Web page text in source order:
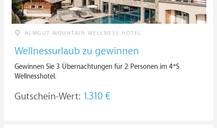
ALMGUT MOUNTAIN WELLNESS HOTEL
Wellnessurlaub zu gewinnen
Gewinnen Sie 3 Übernachtungen für 2 Personen im 4*S
Wellnesshotel.
Gutschein-Wert: 1.310 €